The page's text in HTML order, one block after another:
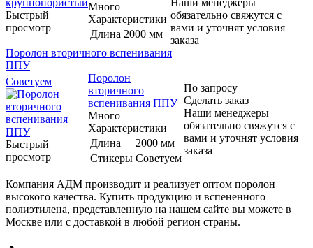
Быстрый
просмотр
Много
Характеристики
Длина 2000 мм
обязательно свяжутся с
вами и уточнят условия
заказа
Поролон вторичного вспенивания
ППУ
Советуем
Быстрый
просмотр
Поролон
вторичного
вспенивания ППУ
Много
Характеристики
Длина
2000 мм
Стикеры Советуем
По запросу
Сделать заказ
Наши менеджеры
обязательно свяжутся с
вами и уточнят условия
заказа
Компания АДМ производит и реализует оптом поролон
высокого качества. Купить продукцию и вспененного
полиэтилена, представленную на нашем сайте вы можете в
Москве или с доставкой в любой регион страны.